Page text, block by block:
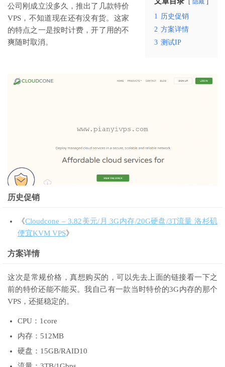
1
历史促销
2 方案详情
3 测试IP
公司刚成立没多久，推出了几款特价
VPS，不知道现在还有没有货。这家
的特点之一是按时计费，开了用的不
爽随时取消。
历史促销
《Cloudcone – 3.82美元/月 3G内存/20G硬盘/3T流量 洛杉矶
便宜KVM VPS》
方案详情
这次是常规价格，真想购买的，可以先去上面的链接看一下之
前的特价还能不能买。我自己有一款当时特价的3G内存的那个
VPS，还挺稳定的。
CPU：1core
内存：512MB
硬盘：15GB/RAID10